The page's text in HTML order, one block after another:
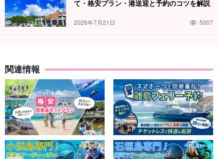
て・格安プラン・港送迎と予約のコツを解説
2026年7月21日 5007
関連情報